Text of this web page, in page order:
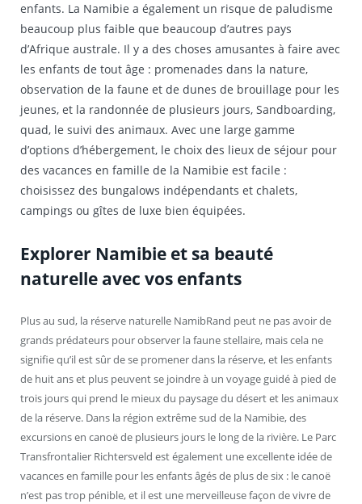
enfants. La Namibie a également un risque de paludisme
beaucoup plus faible que beaucoup d’autres pays
d’Afrique australe. Il y a des choses amusantes à faire avec
les enfants de tout âge : promenades dans la nature,
observation de la faune et de dunes de brouillage pour les
jeunes, et la randonnée de plusieurs jours, Sandboarding,
quad, le suivi des animaux. Avec une large gamme
d’options d’hébergement, le choix des lieux de séjour pour
des vacances en famille de la Namibie est facile :
choisissez des bungalows indépendants et chalets,
campings ou gîtes de luxe bien équipées.
Explorer Namibie et sa beauté
naturelle avec vos enfants
Plus au sud, la réserve naturelle NamibRand peut ne pas avoir de
grands prédateurs pour observer la faune stellaire, mais cela ne
signifie qu’il est sûr de se promener dans la réserve, et les enfants
de huit ans et plus peuvent se joindre à un voyage guidé à pied de
trois jours qui prend le mieux du paysage du désert et les animaux
de la réserve. Dans la région extrême sud de la Namibie, des
excursions en canoë de plusieurs jours le long de la rivière. Le Parc
Transfrontalier Richtersveld est également une excellente idée de
vacances en famille pour les enfants âgés de plus de six : le canoë
n’est pas trop pénible, et il est une merveilleuse façon de vivre de